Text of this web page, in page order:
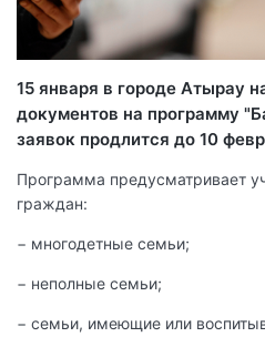
15 января в городе Атырау
документов на программу
заявок продлится до 10
Программа предусматривает
граждан:
− многодетные семьи;
− неполные семьи;
− семьи, имеющие или